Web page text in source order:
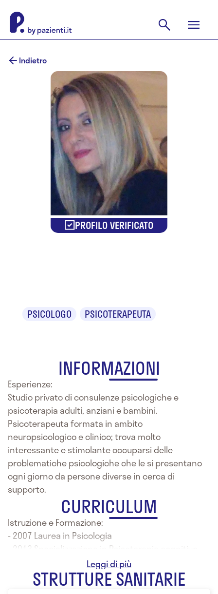
Indietro
PROFILO VERIFICATO
PSICOLOGO PSICOTERAPEUTA
INFORMAZIONI
Esperienze:
Studio privato di consulenze psicologiche e
psicoterapia adulti, anziani e bambini.
Psicoterapeuta formata in ambito
neuropsicologico e clinico; trova molto
interessante e stimolante occuparsi delle
problematiche psicologiche che le si presentano
ogni giorno da persone diverse in cerca di
supporto.
CURRICULUM
Istruzione e Formazione:
- 2007 Laurea in Psicologia
- 2013 Specializzazione in Psicoterapia cognitivo
STRUTTURE SANITARIE